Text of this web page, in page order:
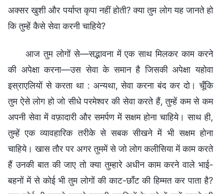
आज तुम लोगों से—सद्भावना में एक साथ मिलकर काम करने
की अपेक्षा करना—उस सेवा के समान है जिसकी अपेक्षा यहोवा
इस्राएलियों से करता था : अन्यथा, सेवा करना बंद कर दो। चूँकि
तुम ऐसे लोग हो जो सीधे परमेश्वर की सेवा करते हैं, तुम्हें कम से कम
अपनी सेवा में वफ़ादारी और समर्पण में सक्षम होना चाहिये। साथ ही,
तुम्हें एक व्यावहारिक तरीके से सबक सीखने में भी सक्षम होना
चाहिये। खास तौर पर अगर तुममें से जो लोग कलीसिया में काम करते
हैं उनकी बात की जाए तो क्या तुम्हारे अधीन काम करने वाले भाई-
बहनों में से कोई भी तुम लोगों की काट-छाँट की हिम्मत कर पाता है?